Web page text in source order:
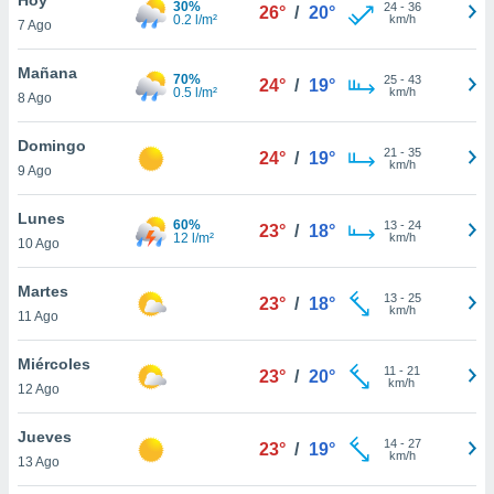
en
más
nuestra
de
cookies
aceptar
7 Ago
30%
0.2 l/m²
26° / 20° 24- 36
km/h
Mañana
8 Ago
70%
0.5 l/m²
24° / 19° 25- 43
km/h
Domingo
9 Ago
24° / 19° 21 - 35
km/h
Lunes
10 Ago
60%
12 l/m²
23° / 18° 13- 24
km/h
Martes
11 Ago
23° / 18° 13- 25
km/h
Miércoles
12 Ago
23° / 20° 11 - 21
km/h
Jueves
13 Ago
23° / 19° 14- 27
km/h